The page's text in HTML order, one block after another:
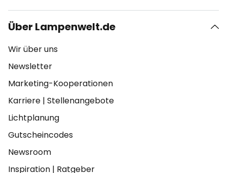
Über Lampenwelt.de
Wir über uns
Newsletter
Marketing-Kooperationen
Karriere | Stellenangebote
Lichtplanung
Gutscheincodes
Newsroom
Inspiration | Ratgeber